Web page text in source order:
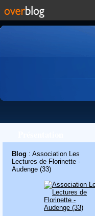
Blog : Association Les
Lectures de Florinette -
Audenge (33)